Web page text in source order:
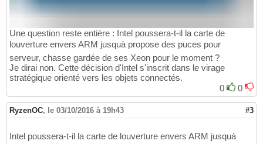
Une question reste entière : Intel poussera-t-il la carte de
louverture envers ARM jusquà propose des puces pour
serveur, chasse gardée de ses Xeon pour le moment ?
Je dirai non. Cette décision d'Intel s'inscrit dans le virage
stratégique orienté vers les objets connectés.
0
0
RyzenOC, le 03/10/2016 à 19h43 #3
Intel poussera-t-il la carte de louverture envers ARM jusquà